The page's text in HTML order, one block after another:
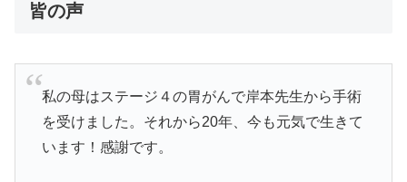
皆の声
私の母はステージ４の胃がんで岸本先生から手術
を受けました。それから20年、今も元気で生きて
います！感謝です。